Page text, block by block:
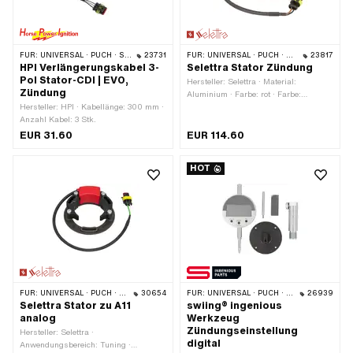
FÜR: UNIVERSAL · PUCH · SACHS · PONY / CILO (BETA 521 & 512) · PIAGGIO · ZÜNDAPP BELMONDO 23731
HPI Verlängerungskabel 3-
Pol Stator-CDI | EVO,
Zündung
Hersteller: HPI · Kabellänge: 300 mm ·
Anzahl Kabel: 3 Stk.
EUR 31.60
FÜR: UNIVERSAL · PUCH · SACHS · ZÜNDAPP BELMONDO 23817
Selettra Stator Zündung
Hersteller: Selettra · Material:
Aluminium · Farbe: rot · Farbe:
EUR 114.60
FÜR: UNIVERSAL · PUCH · SACHS · ZÜNDAPP BELMONDO 30654
Selettra Stator zu A11
analog
Hersteller: Selettra ·
Anwendungsbereich: Tuning ·
HOT
FÜR: UNIVERSAL · PUCH · SACHS · ZÜNDAPP BELMONDO · SOLEX · TOMOS · BYE BIKE 26939
swiing® ingenious
Werkzeug
Zündungseinstellung
digital